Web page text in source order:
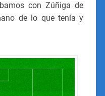
con Zúñiga de
de lo que tenía y